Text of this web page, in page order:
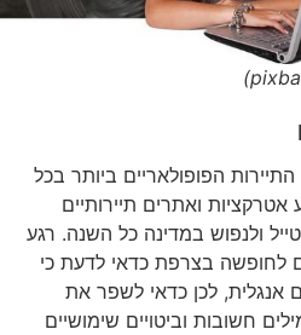
הפופולאריים ביותר בכל
ואתרים תיירותיים
ולנפוש במדינה כל השנה. רגע
לחופשה בצרפת כדאי לדעת כי
לכן כדאי לשפר את
חשובות וביטויים שימושיים